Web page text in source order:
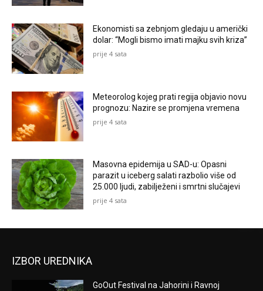
Ekonomisti sa zebnjom gledaju u američki
dolar: “Mogli bismo imati majku svih kriza”
prije 4 sata
Meteorolog kojeg prati regija objavio novu
prognozu: Nazire se promjena vremena
prije 4 sata
Masovna epidemija u SAD-u: Opasni
parazit u iceberg salati razbolio više od
25.000 ljudi, zabilježeni i smrtni slučajevi
prije 4 sata
IZBOR UREDNIKA
GoOut Festival na Jahorini i Ravnoj